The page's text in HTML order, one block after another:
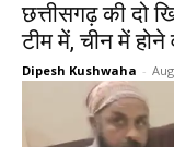
छत्तीसगढ़ की दो
टीम में, चीन में होने
Dipesh Kushwaha -